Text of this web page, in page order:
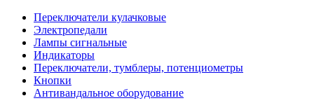
Переключатели кулачковые
Электропедали
Лампы сигнальные
Индикаторы
Переключатели, тумблеры, потенциометры
Кнопки
Антивандальное оборудование